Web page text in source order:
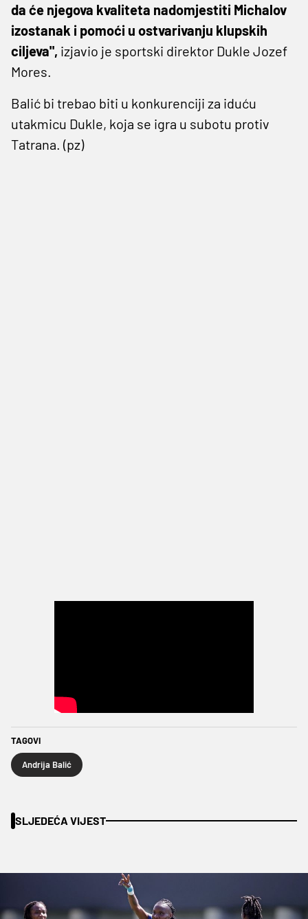
da će njegova kvaliteta nadomjestiti Michalov
izostanak i pomoći u ostvarivanju klupskih
ciljeva", izjavio je sportski direktor Dukle Jozef
Mores.
Balić bi trebao biti u konkurenciji za iduću
utakmicu Dukle, koja se igra u subotu protiv
Tatrana. (pz)
TAGOVI
Andrija Balić
SLJEDEĆA VIJEST